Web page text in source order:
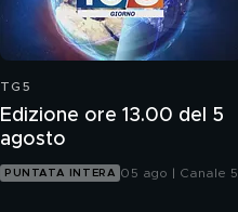
TG5
Edizione ore 13.00 del 5
agosto
PUNTATA INTERA 05 ago | Canale 5